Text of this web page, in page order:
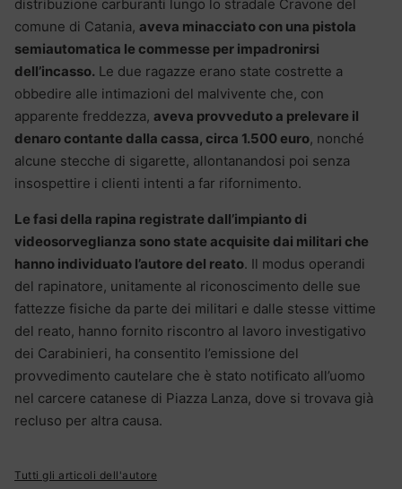
distribuzione carburanti lungo lo stradale Cravone del
comune di Catania, aveva minacciato con una pistola
semiautomatica le commesse per impadronirsi
dell’incasso. Le due ragazze erano state costrette a
obbedire alle intimazioni del malvivente che, con
apparente freddezza, aveva provveduto a prelevare il
denaro contante dalla cassa, circa 1.500 euro, nonché
alcune stecche di sigarette, allontanandosi poi senza
insospettire i clienti intenti a far rifornimento.
Le fasi della rapina registrate dall’impianto di
videosorveglianza sono state acquisite dai militari che
hanno individuato l’autore del reato. Il modus operandi
del rapinatore, unitamente al riconoscimento delle sue
fattezze fisiche da parte dei militari e dalle stesse vittime
del reato, hanno fornito riscontro al lavoro investigativo
dei Carabinieri, ha consentito l’emissione del
provvedimento cautelare che è stato notificato all’uomo
nel carcere catanese di Piazza Lanza, dove si trovava già
recluso per altra causa.
Tutti gli articoli dell'autore